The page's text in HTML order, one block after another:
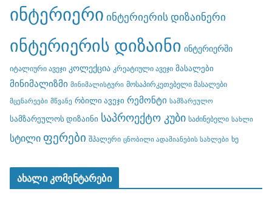
ინტერიერი ინტერიერის დიზაინერი
ინტერიერის დიზაინი ინტერიერში
იტალიური ავეჯი კოლექცია კრეატიული ავეჯი მასალები
მინიმალიზმი მინიმალისტური მოსაპირკეთებელი მასალები
მცენარეები მწვანე რბილი ავეჯი რემონტი სამზარეულო
სამზარეულოს დიზაინი საპროექტო კუბი საძინებელი სახლი
სტილი ფერები შპალერი ცნობილი ადამიანების სახლები ხე
ახალი კომენტარები